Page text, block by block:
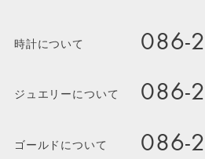
時計について 086-
ジュエリーについて 086-
ゴールドについて 086-